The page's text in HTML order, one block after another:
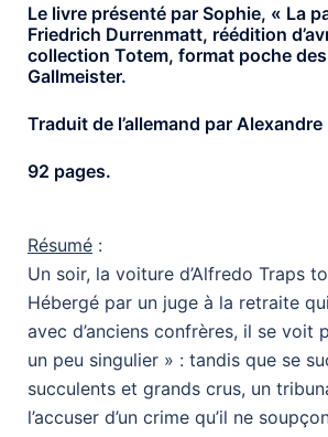
Le livre présenté par Sophie, « La
Friedrich Durrenmatt, réédition
collection Totem, format poche
Gallmeister.
Traduit de l’allemand par Alexandre
92 pages.
Résumé :
Un soir, la voiture d’Alfredo Traps
Hébergé par un juge à la retraite
avec d’anciens confrères, il se voit
un peu singulier » : tandis que se
succulents et grands crus, un
l’accuser d’un crime qu’il ne